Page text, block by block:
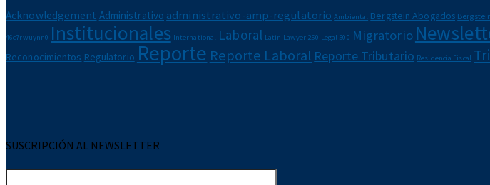
Propiedad Intelectual
Reconocimientos
Reporte Corporativo
Acknowledgement Administrativo administrativo-amp-regulatorio Ambiental Bergstein Abogados
46c7rwuynn0 Institucionales International Laboral Latin Lawyer 250 Legal 500 Migratorio
Reconocimientos Regulatorio Reporte Reporte Laboral Reporte Tributario Residencia Fiscal
SUSCRIPCIÓN AL NEWSLETTER